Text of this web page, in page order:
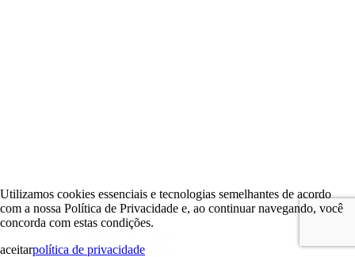
Utilizamos cookies essenciais e tecnologias semelhantes de acordo
com a nossa Política de Privacidade e, ao continuar navegando, você
concorda com estas condições.
aceitarpolítica de privacidade